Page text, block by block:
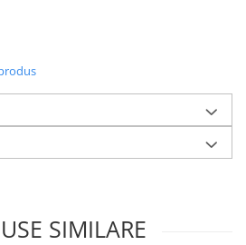
RTX 4060
SIMILARE